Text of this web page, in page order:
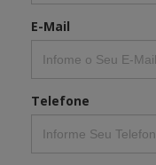
E-Mail
Telefone